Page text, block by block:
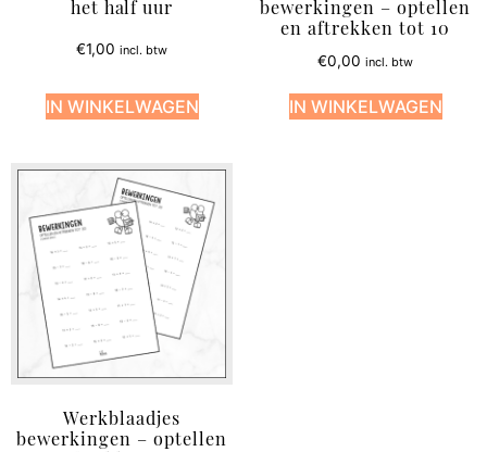
het half uur
€1,00 incl. btw
IN WINKELWAGEN
bewerkingen – optellen
en aftrekken tot 10
€0,00 incl. btw
IN WINKELWAGEN
Werkblaadjes
bewerkingen – optellen